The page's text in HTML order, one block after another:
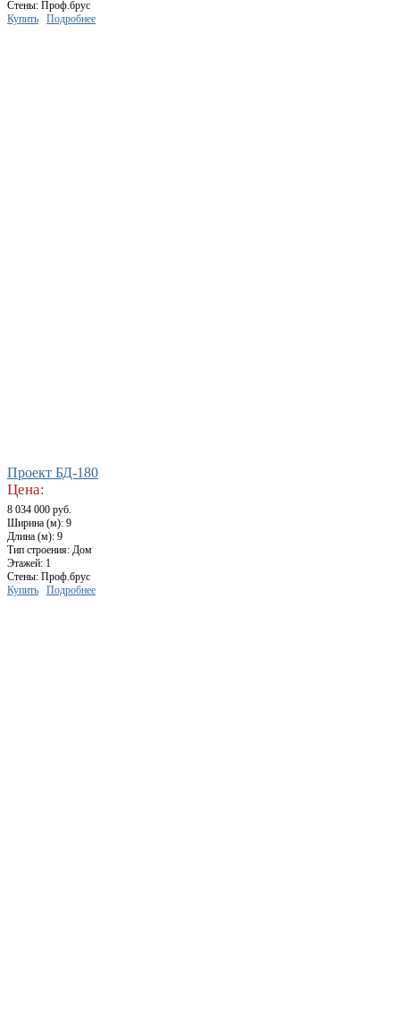
Стены: Проф.брус
Купить
Подробнее
Проект БД-180
Цена:
8 034 000 руб.
Ширина (м): 9
Длина (м): 9
Тип строения: Дом
Этажей: 1
Стены: Проф.брус
Купить
Подробнее